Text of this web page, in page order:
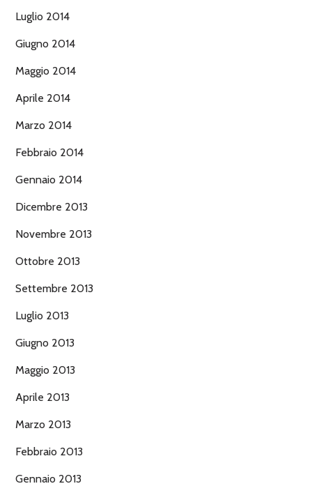
Luglio 2014
Giugno 2014
Maggio 2014
Aprile 2014
Marzo 2014
Febbraio 2014
Gennaio 2014
Dicembre 2013
Novembre 2013
Ottobre 2013
Settembre 2013
Luglio 2013
Giugno 2013
Maggio 2013
Aprile 2013
Marzo 2013
Febbraio 2013
Gennaio 2013